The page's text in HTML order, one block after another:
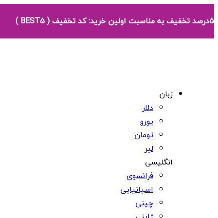
5درصد تخفیف به مناسبت اولین خرید: کد تخفیف ( BEST5 )
زبان
دلار
یورو
تومان
لیر
انگلیسی
فرانسوی
اسپانیایی
چینی